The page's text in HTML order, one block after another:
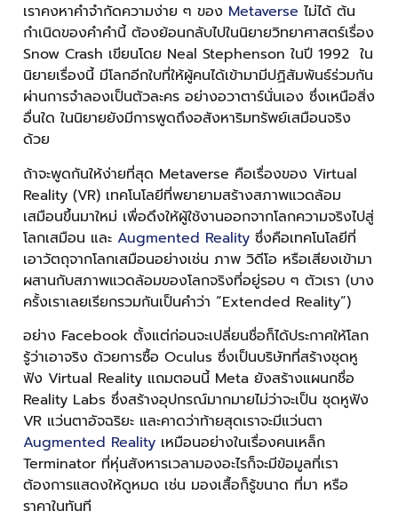
เราคงหาคำจำกัดความง่าย ๆ ของ Metaverse ไม่ได้ ต้น
กำเนิดของคำคำนี้ ต้องย้อนกลับไปในนิยายวิทยาศาสตร์เรื่อง
Snow Crash เขียนโดย Neal Stephenson ในปี 1992 ใน
นิยายเรื่องนี้ มีโลกอีกใบที่ให้ผู้คนได้เข้ามามีปฏิสัมพันธ์ร่วมกัน
ผ่านการจำลองเป็นตัวละคร อย่างอวาตาร์นั่นเอง ซึ่งเหนือสิ่ง
อื่นใด ในนิยายยังมีการพูดถึงอสังหาริมทรัพย์เสมือนจริง
ด้วย
ถ้าจะพูดกันให้ง่ายที่สุด Metaverse คือเรื่องของ Virtual
Reality (VR) เทคโนโลยีที่พยายามสร้างสภาพแวดล้อม
เสมือนขึ้นมาใหม่ เพื่อดึงให้ผู้ใช้งานออกจากโลกความจริงไปสู่
โลกเสมือน และ Augmented Reality ซึ่งคือเทคโนโลยีที่
เอาวัตถุจากโลกเสมือนอย่างเช่น ภาพ วิดีโอ หรือเสียงเข้ามา
ผสานกับสภาพแวดล้อมของโลกจริงที่อยู่รอบ ๆ ตัวเรา (บาง
ครั้งเราเลยเรียกรวมกันเป็นคำว่า “Extended Reality”)
อย่าง Facebook ตั้งแต่ก่อนจะเปลี่ยนชื่อก็ได้ประกาศให้โลก
รู้ว่าเอาจริง ด้วยการซื้อ Oculus ซึ่งเป็นบริษัทที่สร้างชุดหู
ฟัง Virtual Reality แถมตอนนี้ Meta ยังสร้างแผนกชื่อ
Reality Labs ซึ่งสร้างอุปกรณ์มากมายไม่ว่าจะเป็น ชุดหูฟัง
VR แว่นตาอัจฉริยะ และคาดว่าท้ายสุดเราจะมีแว่นตา
Augmented Reality เหมือนอย่างในเรื่องคนเหล็ก
Terminator ที่หุ่นสังหารเวลามองอะไรก็จะมีข้อมูลที่เรา
ต้องการแสดงให้ดูหมด เช่น มองเสื้อก็รู้ขนาด ที่มา หรือ
ราคาในทันที